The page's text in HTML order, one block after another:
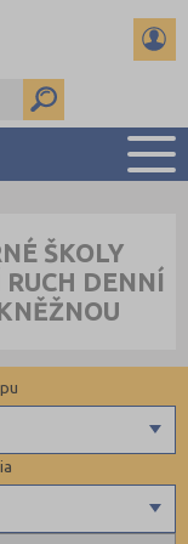
NA PŘIJÍMAČKY
AKCÍ
DRUHY ŠKOL
ŠKOLY
DENNÍ